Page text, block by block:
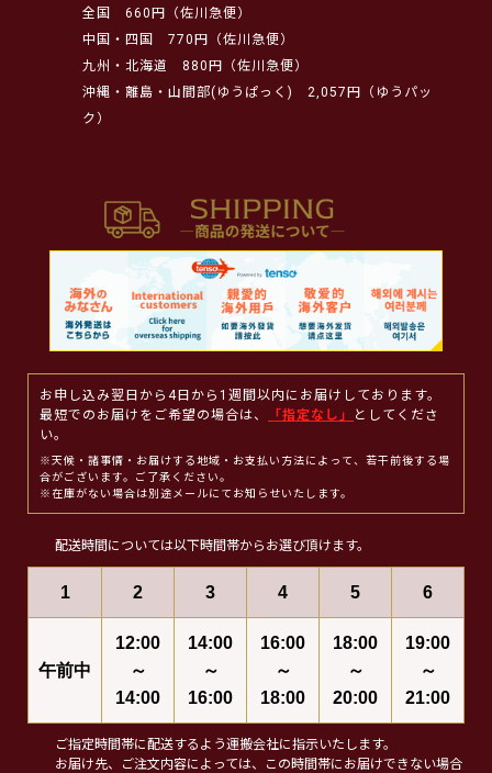
全国
660円（佐川急便）
中国・四国
770円（佐川急便）
九州・北海道
880円（佐川急便）
沖縄・離島・山間部(ゆうぱっく)
2,057円（ゆうパッ
ク）
お申し込み翌日から4日から1週間以内にお届けしております。
最短でのお届けをご希望の場合は、
「指定なし」
としてくださ
い。
※天候・諸事情・お届けする地域・お支払い方法によって、若干前後する場
合がございます。ご了承ください。
※在庫がない場合は別途メールにてお知らせいたします。
配送時間については以下時間帯からお選び頂けます。
1 2 3 4 5 6
午前中
12:00
～
14:00
14:00
～
16:00
16:00
～
18:00
18:00
～
20:00
19:00
～
21:00
ご指定時間帯に配送するよう運搬会社に指示いたします。
お届け先、ご注文内容によっては、この時間帯にお届けできない場合